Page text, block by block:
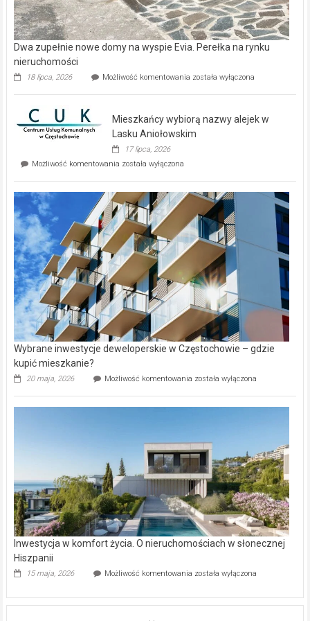
Copyright © 2026
ThemeGrill. Powered byWordPress.